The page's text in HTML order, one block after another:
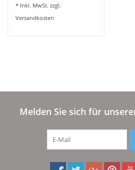
* Inkl. MwSt. zzgl.
Versandkosten
Melden Sie sich für